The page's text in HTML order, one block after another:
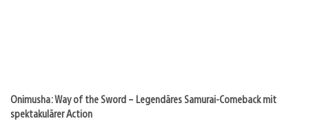
Onimusha: Way of the Sword – Legendäres Samurai-Comeback mit
spektakulärer Action